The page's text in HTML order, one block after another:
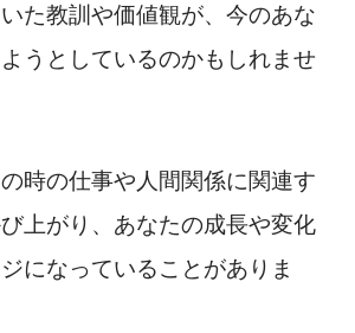
た教訓や価値観が、今のあな
うとしているのかもしれませ
時の仕事や人間関係に関連す
上がり、あなたの成長や変化
になっていることがありま